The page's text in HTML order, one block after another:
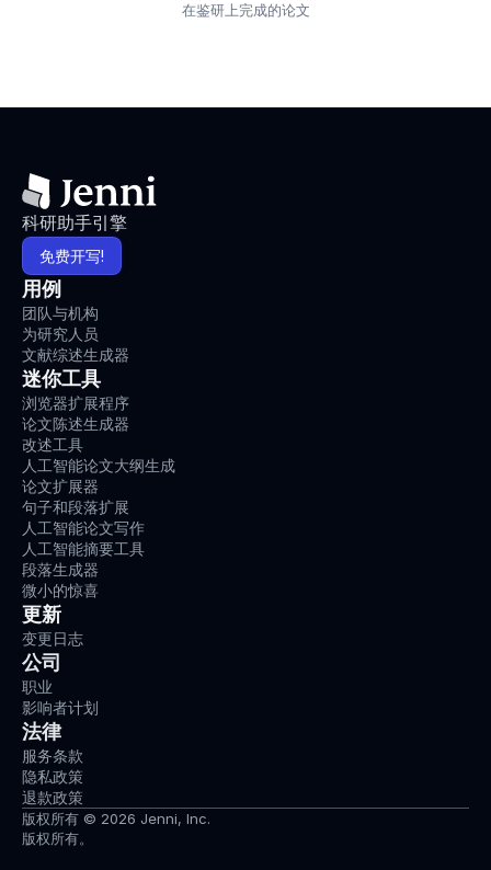
在鉴研上完成的论文
科研助手引擎
免费开写!
用例
团队与机构
为研究人员
文献综述生成器
迷你工具
浏览器扩展程序
论文陈述生成器
改述工具
人工智能论文大纲生成
论文扩展器
句子和段落扩展
人工智能论文写作
人工智能摘要工具
段落生成器
微小的惊喜
更新
变更日志
公司
职业
影响者计划
法律
服务条款
隐私政策
退款政策
版权所有 © 2026 Jenni, Inc.
版权所有。